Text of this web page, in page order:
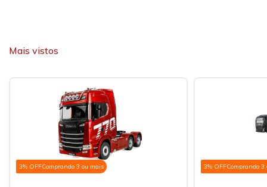
Mais vistos
3% OFFComprando 3 ou mais 3% OFF